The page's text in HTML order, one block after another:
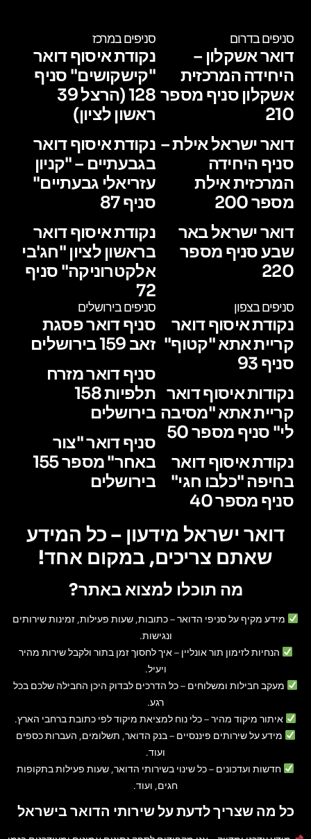
סניפים בדרום
דואר אשקלון –
היחידה המרכזית
אשקלון סניף מספר
210
דואר ישראל אילת –
סניף היחידה
המרכזית אילת
מספר 200
דואר ישראל באר
שבע סניף מספר
220
סניפים במרכז
נקודת איסוף דואר
"קישקושים" סניף
128 (הרצל 39
ראשון לציון)
נקודת איסוף דואר
בגבעתיים – "קניון
עזריאלי גבעתיים"
סניף 87
נקודת איסוף דואר
בראשון לציון "חג'בי
אלקטרוניקה" סניף
72
סניפים בצפון
נקודת איסוף דואר
קריית אתא "קטוף"
סניף 93
נקודות איסוף דואר
קריית אתא "מסיבה
לי" סניף מספר 50
נקודת איסוף דואר
בחיפה "כלבו חגי"
סניף מספר 40
סניפים בירושלים
סניף דואר פסגת
זאב 159 בירושלים
סניף דואר מזרח
תלפיות 158
בירושלים
סניף דואר "צור
באחר" מספר 155
בירושלים
דואר ישראל מידעון – כל המידע
שאתם צריכים, במקום אחד!
מה תוכלו למצוא באתר?
מידע מקיף על סניפי הדואר– כתובות, שעות פעילות, זמינות שירותים
ונגישות.
הנחיות לזימון תור אונליין – איך לחסוך זמן בתור ולקבל שירות מהיר
ויעיל.
מעקב חבילות ומשלוחים – כל הדרכים לבדוק היכן החבילה שלכם בכל
רגע.
איתור מיקוד מהיר– כלי נוח למציאת מיקוד לפי כתובת ברחבי הארץ.
מידע על שירותים פיננסיים – בנק הדואר, תשלומים, העברות כספים
ועוד.
חדשות ועדכונים – כל שינוי בשירותי הדואר, שעות פעילות בתקופות
חגים, ועוד.
כל מה שצריך לדעת על שירותי הדואר בישראל